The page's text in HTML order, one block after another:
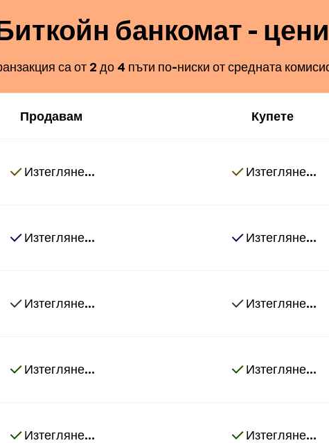
банкомат - цени
са от 2 до 4 пъти по-ниски от средната
Продавам Купете
Изтегляне... Изтегляне...
Изтегляне... Изтегляне...
Изтегляне... Изтегляне...
Изтегляне... Изтегляне...
Изтегляне... Изтегляне...